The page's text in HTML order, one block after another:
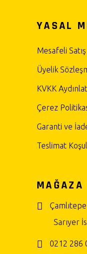
YASAL
Mesafeli
Üyelik
KVKK
Çerez
Garanti ve
Teslimat
MAĞAZA
Sarıyer
0212 286